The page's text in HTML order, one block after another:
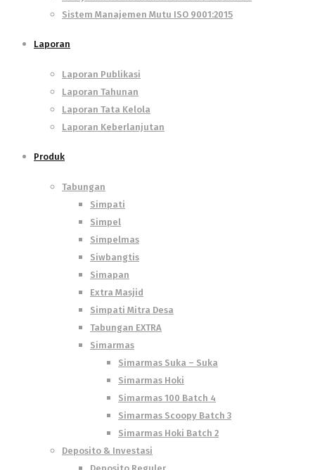
Sistem Manajemen Mutu ISO 9001:2015
Laporan
Laporan Publikasi
Laporan Tahunan
Laporan Tata Kelola
Laporan Keberlanjutan
Produk
Tabungan
Simpati
Simpel
Simpelmas
Siwbangtis
Simapan
Extra Masjid
Simpati Mitra Desa
Tabungan EXTRA
Simarmas
Simarmas Suka – Suka
Simarmas Hoki
Simarmas 100 Batch 4
Simarmas Scoopy Batch 3
Simarmas Hoki Batch 2
Deposito & Investasi